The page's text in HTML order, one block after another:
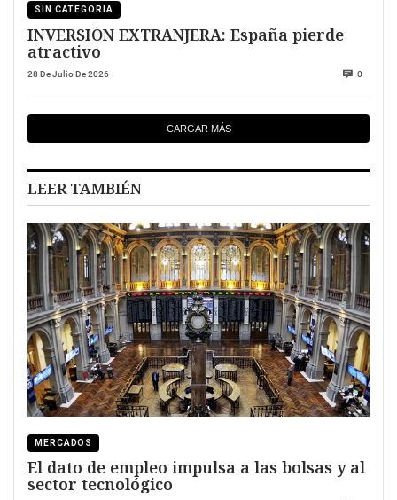
SIN CATEGORÍA
INVERSIÓN EXTRANJERA: España pierde
atractivo
28 De Julio De 2026 0
CARGAR MÁS
LEER TAMBIÉN
MERCADOS
El dato de empleo impulsa a las bolsas y al
sector tecnológico